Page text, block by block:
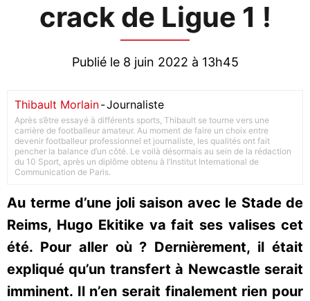
crack de Ligue 1 !
Publié le 8 juin 2022 à 13h45
Thibault Morlain-Journaliste
Après s’être essayé à différents sports, Thibault se tourne vers une
carrière de footballeur amateur. Au moment de faire un choix entre
devenir footballeur professionnel et journaliste, les qualités ont fait
pencher la balance d’un côté. Le voilà désormais au sein de la rédaction
du 10 Sport, après un diplôme obtenu à l’Institut International de
Communication de Paris.
Au terme d’une joli saison avec le Stade de
Reims, Hugo Ekitike va fait ses valises cet
été. Pour aller où ? Dernièrement, il était
expliqué qu’un transfert à Newcastle serait
imminent. Il n’en serait finalement rien pour